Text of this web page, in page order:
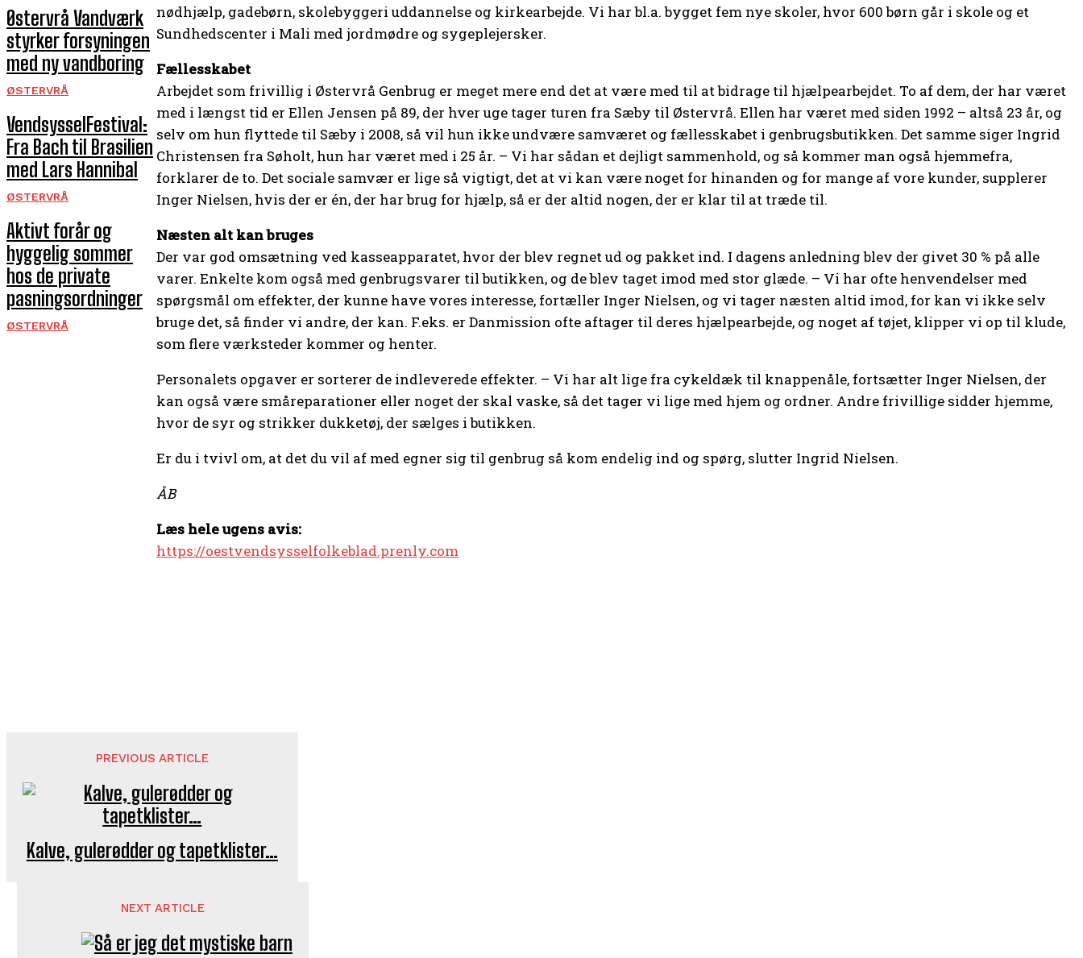
Østervrå Vandværk
styrker forsyningen
med ny vandboring
ØSTERVRÅ
VendsysselFestival:
Fra Bach til Brasilien
med Lars Hannibal
ØSTERVRÅ
Aktivt forår og
hyggelig sommer
hos de private
pasningsordninger
ØSTERVRÅ
nødhjælp, gadebørn, skolebyggeri uddannelse og kirkearbejde. Vi har bl.a. bygget fem nye skoler, hvor 600 børn går i skole og et
Sundhedscenter i Mali med jordmødre og sygeplejersker.
Fællesskabet
Arbejdet som frivillig i Østervrå Genbrug er meget mere end det at være med til at bidrage til hjælpearbejdet. To af dem, der har været
med i længst tid er Ellen Jensen på 89, der hver uge tager turen fra Sæby til Østervrå. Ellen har været med siden 1992 – altså 23 år, og
selv om hun flyttede til Sæby i 2008, så vil hun ikke undvære samværet og fællesskabet i genbrugsbutikken. Det samme siger Ingrid
Christensen fra Søholt, hun har været med i 25 år. – Vi har sådan et dejligt sammenhold, og så kommer man også hjemmefra,
forklarer de to. Det sociale samvær er lige så vigtigt, det at vi kan være noget for hinanden og for mange af vore kunder, supplerer
Inger Nielsen, hvis der er én, der har brug for hjælp, så er der altid nogen, der er klar til at træde til.
Næsten alt kan bruges
Der var god omsætning ved kasseapparatet, hvor der blev regnet ud og pakket ind. I dagens anledning blev der givet 30 % på alle
varer. Enkelte kom også med genbrugsvarer til butikken, og de blev taget imod med stor glæde. – Vi har ofte henvendelser med
spørgsmål om effekter, der kunne have vores interesse, fortæller Inger Nielsen, og vi tager næsten altid imod, for kan vi ikke selv
bruge det, så finder vi andre, der kan. F.eks. er Danmission ofte aftager til deres hjælpearbejde, og noget af tøjet, klipper vi op til klude,
som flere værksteder kommer og henter.
Personalets opgaver er sorterer de indleverede effekter. – Vi har alt lige fra cykeldæk til knappenåle, fortsætter Inger Nielsen, der
kan også være småreparationer eller noget der skal vaske, så det tager vi lige med hjem og ordner. Andre frivillige sidder hjemme,
hvor de syr og strikker dukketøj, der sælges i butikken.
Er du i tvivl om, at det du vil af med egner sig til genbrug så kom endelig ind og spørg, slutter Ingrid Nielsen.
ÅB
Læs hele ugens avis:
https://oestvendsysselfolkeblad.prenly.com
PREVIOUS ARTICLE
Kalve, gulerødder og tapetklister…
NEXT ARTICLE